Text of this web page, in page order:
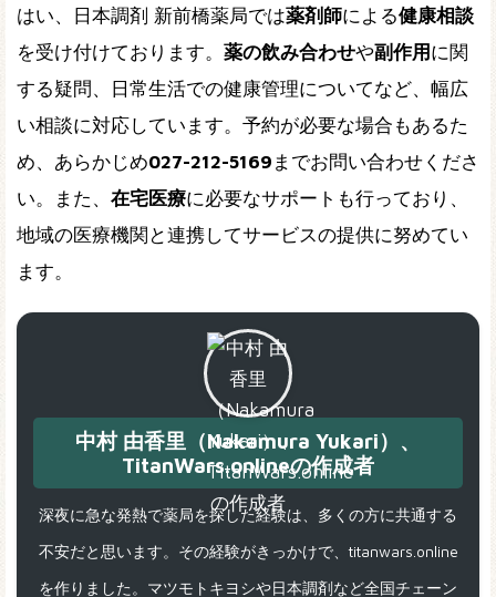
はい、日本調剤 新前橋薬局では薬剤師による健康相談
を受け付けております。 薬の飲み合わせや副作用に関
する疑問、日常生活での健康管理についてなど、幅広
い相談に対応しています。予約が必要な場合もあるた
め、あらかじめ027-212-5169 までお問い合わせくださ
い。また、 在宅医療に必要なサポートも行っており、
地域の医療機関と連携してサービスの提供に努めてい
ます。
中村 由香里（Nakamura Yukari）、
TitanWars.onlineの作成者
深夜に急な発熱で薬局を探した経験は、多くの方に共通する
不安だと思います。その経験がきっかけで、titanwars.online
を作りました。マツモトキヨシや日本調剤など全国チェーン